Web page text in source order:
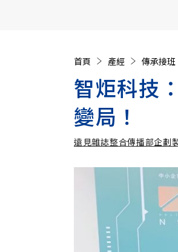
首頁 產經 傳承接班
智炬科技
變局！
遠見雜誌整合傳播部企劃
遠見雜誌整合傳